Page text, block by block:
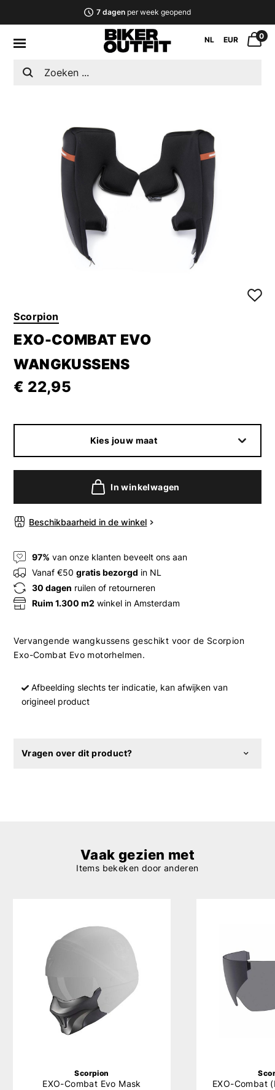
7 dagenper week geopend
NL EUR 0
Scorpion
EXO-COMBAT EVO
WANGKUSSENS
€ 22,95
Kies jouw maat
In winkelwagen
Beschikbaarheid in de winkel
97% van onze klanten beveelt ons aan
Vanaf €50gratis bezorgd in NL
30 dagen ruilen of retourneren
Ruim 1.300 m2 winkel in Amsterdam
Vervangende wangkussens geschikt voor de Scorpion
Exo-Combat Evo motorhelmen.
Afbeelding slechts ter indicatie, kan afwijken van
origineel product
Vragen over dit product?
Vaak gezien met
Items bekeken door anderen
Scorpion
EXO-Combat Evo Mask